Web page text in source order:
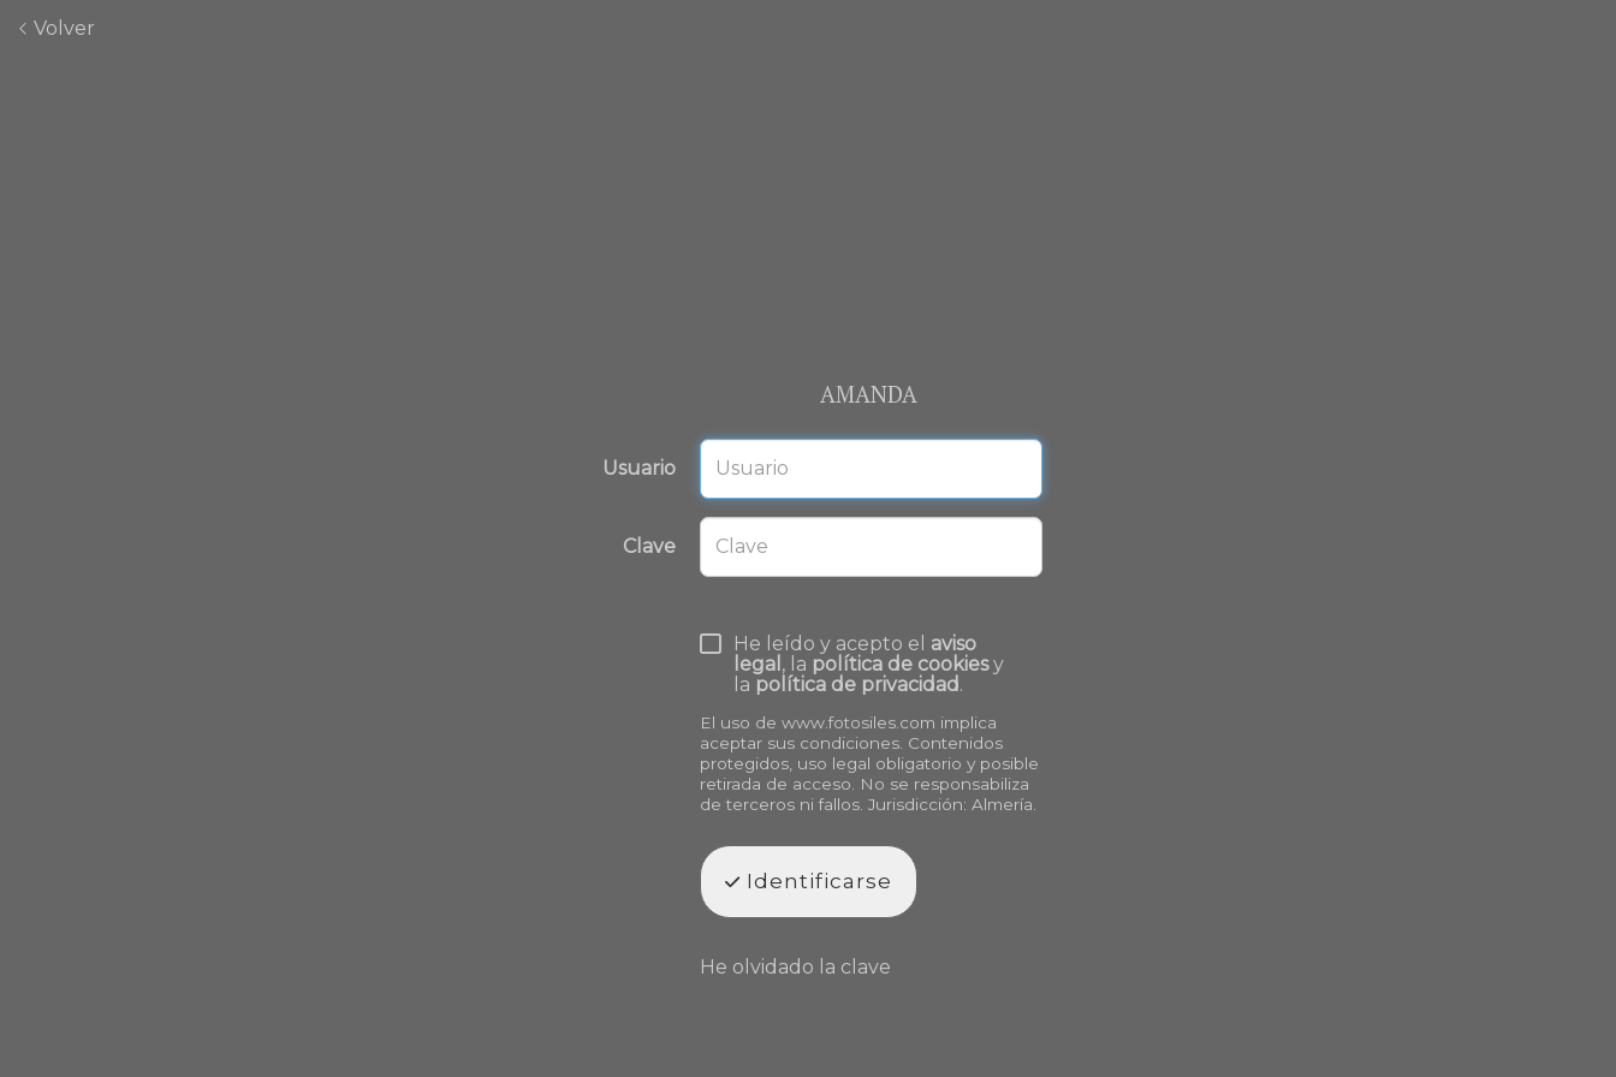
Volver
AMANDA
Usuario
Clave
He leído y acepto el aviso
legal , la política de cookiesy
la política de privacidad.
El uso de www.fotosiles.com implica
aceptar sus condiciones. Contenidos
protegidos, uso legal obligatorio y posible
retirada de acceso. No se responsabiliza
de terceros ni fallos. Jurisdicción: Almería.
Identificarse
He olvidado la clave